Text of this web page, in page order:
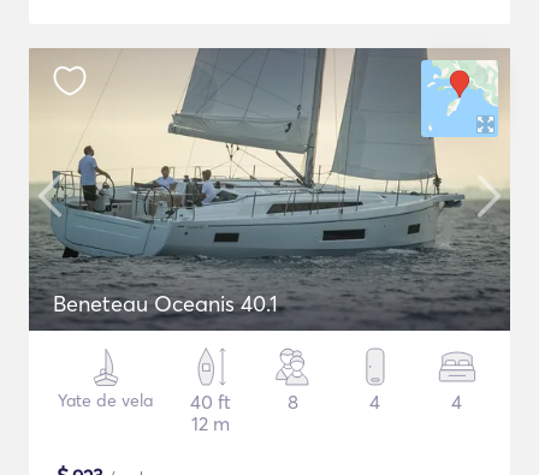
Beneteau Oceanis 40.1
Yate de vela
40 ft
12 m
8 4 4